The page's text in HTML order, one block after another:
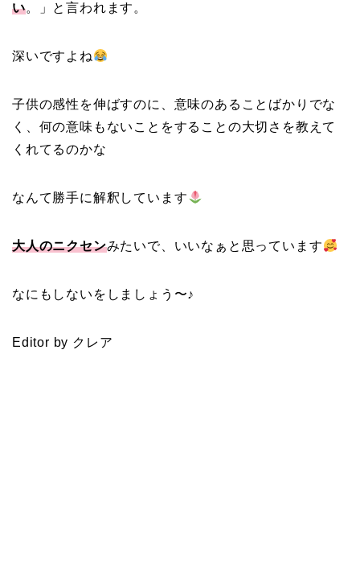
い。」と言われます。
深いですよね
子供の感性を伸ばすのに、意味のあることばかりでな
く、何の意味もないことをすることの大切さを教えて
くれてるのかな
なんて勝手に解釈しています
大人のニクセンみたいで、いいなぁと思っています
なにもしないをしましょう〜♪
Editor by クレア